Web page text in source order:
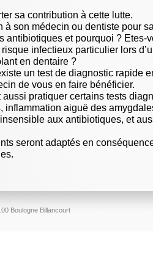
sa contribution à cette lutte.
à son médecin ou dentiste pour
antibiotiques et pourquoi ? Etes-
infectieux particulier lors
en dentaire ?
un test de diagnostic rapide
de vous en faire bénéficier.
pratiquer certains tests
inflammation aiguë des
aux antibiotiques, et
seront adaptés en
Boulogne Billancourt